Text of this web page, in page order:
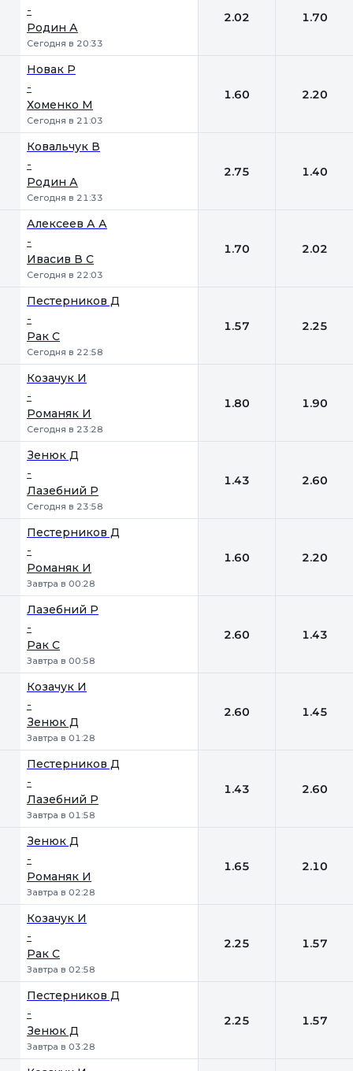
-
Родин А
Сегодня в 20:33
2.02 1.70
Новак Р
-
Хоменко М
Сегодня в 21:03
1.60 2.20
Ковальчук В
-
Родин А
Сегодня в 21:33
2.75 1.40
Алексеев А А
-
Ивасив В С
Сегодня в 22:03
1.70 2.02
Пестерников Д
-
Рак С
Сегодня в 22:58
1.57 2.25
Козачук И
-
Романяк И
Сегодня в 23:28
1.80 1.90
Зенюк Д
-
Лазебний Р
Сегодня в 23:58
1.43 2.60
Пестерников Д
-
Романяк И
Завтра в 00:28
1.60 2.20
Лазебний Р
-
Рак С
Завтра в 00:58
2.60 1.43
Козачук И
-
Зенюк Д
Завтра в 01:28
2.60 1.45
Пестерников Д
-
Лазебний Р
Завтра в 01:58
1.43 2.60
Зенюк Д
-
Романяк И
Завтра в 02:28
1.65 2.10
Козачук И
-
Рак С
Завтра в 02:58
2.25 1.57
Пестерников Д
-
Зенюк Д
Завтра в 03:28
2.25 1.57